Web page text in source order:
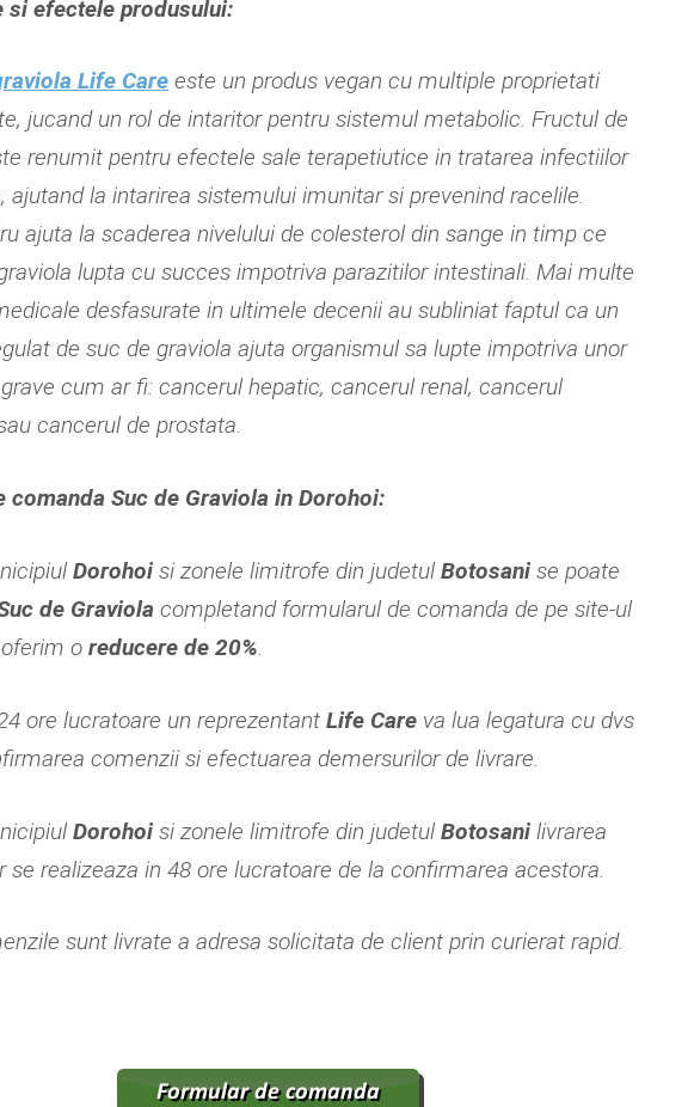
si efectele produsului:
Life Care este un produs vegan cu multiple proprietati
jucand un rol de intaritor pentru sistemul metabolic. Fructul de
renumit pentru efectele sale terapetiutice in tratarea infectiilor
ajutand la intarirea sistemului imunitar si prevenind racelile.
ajuta la scaderea nivelului de colesterol din sange in timp ce
lupta cu succes impotriva parazitilor intestinali. Mai multe
desfasurate in ultimele decenii au subliniat faptul ca un
de suc de graviola ajuta organismul sa lupte impotriva unor
cum ar fi: cancerul hepatic, cancerul renal, cancerul
cancerul de prostata.
comanda Suc de Graviola in Dorohoi:
Dorohoi si zonele limitrofe din judetulBotosani se poate
de Graviola completand formularul de comanda de pe site-ul
oferim oreducere de 20%.
ore lucratoare un reprezentantLife Care va lua legatura cu dvs
comenzii si efectuarea demersurilor de livrare.
Dorohoisi zonele limitrofe din judetulBotosanilivrarea
se realizeaza in 48 ore lucratoare de la confirmarea acestora.
sunt livrate a adresa solicitata de client prin curierat rapid.